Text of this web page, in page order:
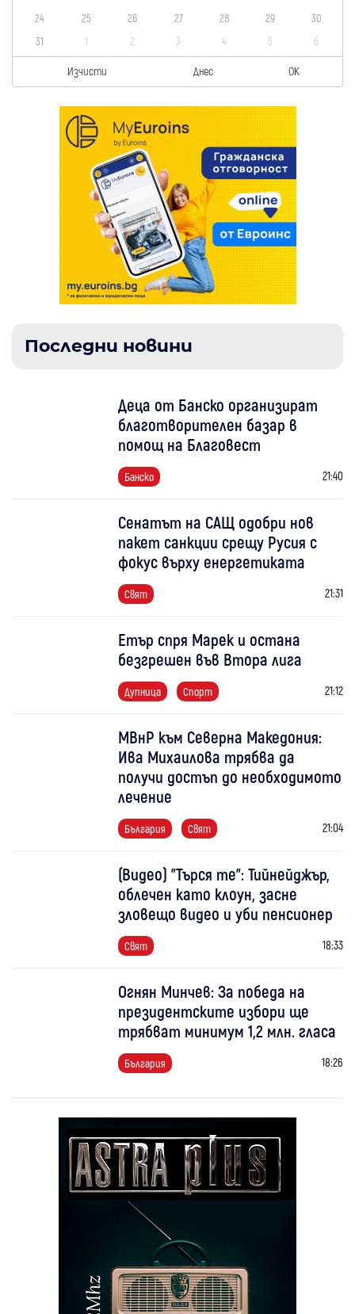
24
25 26 27 28 29
30
31
1 2 3 4 5 6
Изчисти Днес OK
Последни новини
Деца от Банско организират
благотворителен базар в
помощ на Благовест
Банско 21:40
Сенатът на САЩ одобри нов
пакет санкции срещу Русия с
фокус върху енергетиката
Свят 21:31
Етър спря Марек и остана
безгрешен във Втора лига
Дупница Спорт 21:12
МВнР към Северна Македония:
Ива Михаилова трябва да
получи достъп до необходимото
лечение
България Свят 21:04
(Видео) "Търся те": Тийнейджър,
облечен като клоун, засне
зловещо видео и уби пенсионер
Свят 18:33
Огнян Минчев: За победа на
президентските избори ще
трябват минимум 1,2 млн. гласа
България 18:26